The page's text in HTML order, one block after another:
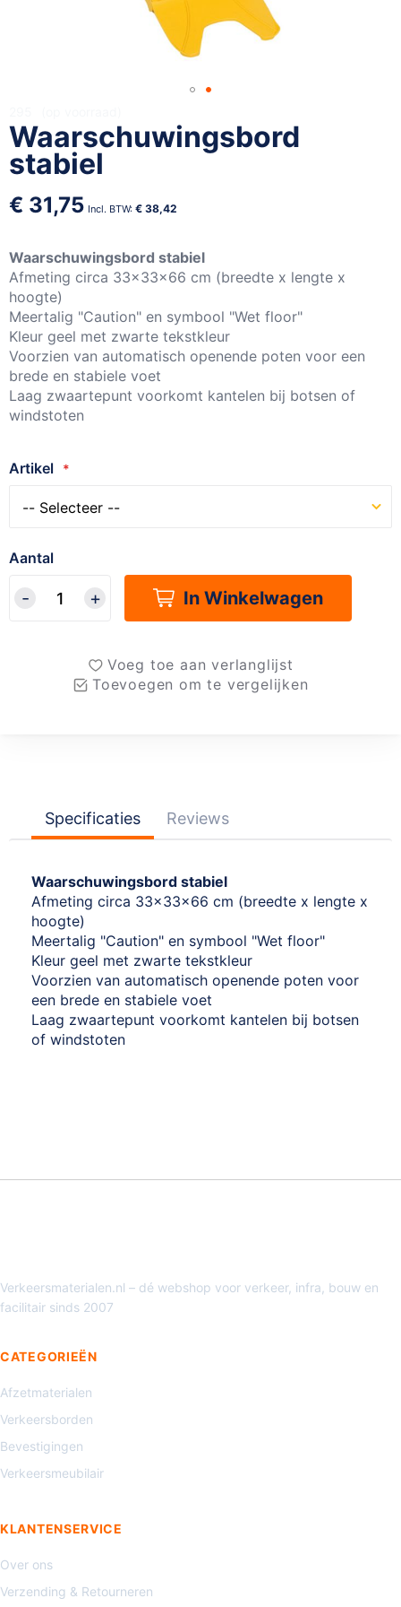
Waarschuwingsbord
stabiel
€ 31,75 € 38,42
Waarschuwingsbord stabiel
Afmeting circa 33x33x66 cm (breedte x lengte x
hoogte)
Meertalig "Caution" en symbool "Wet floor"
Kleur geel met zwarte tekstkleur
Voorzien van automatisch openende poten voor een
brede en stabiele voet
Laag zwaartepunt voorkomt kantelen bij botsen of
windstoten
Artikel
Aantal
In Winkelwagen
Voeg toe aan verlanglijst
Toevoegen om te vergelijken
naar
het
begin
de
gallerij
Specificaties Reviews
Waarschuwingsbord stabiel
Afmeting circa 33x33x66 cm (breedte x lengte x
hoogte)
Meertalig "Caution" en symbool "Wet floor"
Kleur geel met zwarte tekstkleur
Voorzien van automatisch openende poten voor
een brede en stabiele voet
Laag zwaartepunt voorkomt kantelen bij botsen
of windstoten
Verkeersmaterialen.nl – dé webshop voor verkeer, infra, bouw en
facilitair sinds 2007
CATEGORIEËN
Afzetmaterialen
Verkeersborden
Bevestigingen
Verkeersmeubilair
KLANTENSERVICE
Over ons
Verzending & Retourneren